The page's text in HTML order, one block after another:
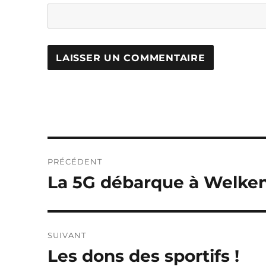
de
PRÉCÉDENT
Publication
La 5G débarque à
SUIVANT
Publication
Les dons des sportifs !